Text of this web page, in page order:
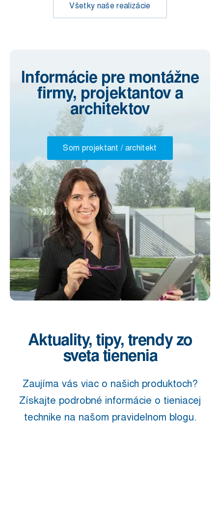
Všetky naše realizácie
Informácie pre montážne
firmy, projektantov a
architektov
Som projektant / architekt
Aktuality, tipy, trendy zo
sveta tienenia
Zaujíma vás viac o našich produktoch?
Získajte podrobné informácie o tieniacej
technike na našom pravidelnom blogu.